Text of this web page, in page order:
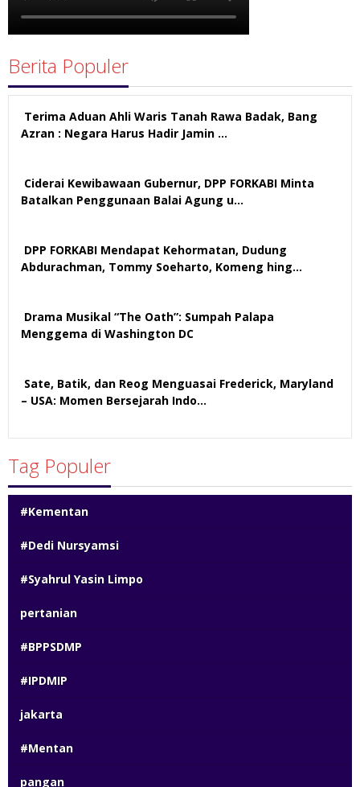
Berita Populer
Terima Aduan Ahli Waris Tanah Rawa Badak, Bang
Azran : Negara Harus Hadir Jamin …
Ciderai Kewibawaan Gubernur, DPP FORKABI Minta
Batalkan Penggunaan Balai Agung u…
DPP FORKABI Mendapat Kehormatan, Dudung
Abdurachman, Tommy Soeharto, Komeng hing…
Drama Musikal “The Oath”: Sumpah Palapa
Menggema di Washington DC
Sate, Batik, dan Reog Menguasai Frederick, Maryland
– USA: Momen Bersejarah Indo…
Tag Populer
#Kementan
#Dedi Nursyamsi
#Syahrul Yasin Limpo
pertanian
#BPPSDMP
#IPDMIP
jakarta
#Mentan
pangan